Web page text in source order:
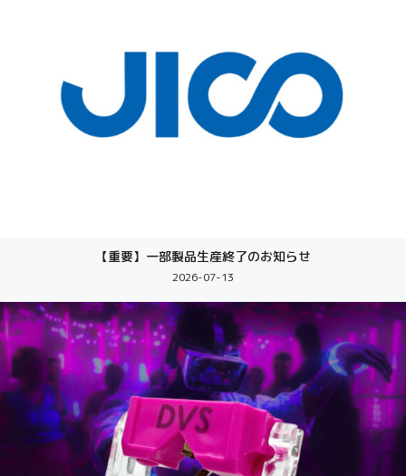
【重要】一部製品生産終了のお知らせ
2026-07-13